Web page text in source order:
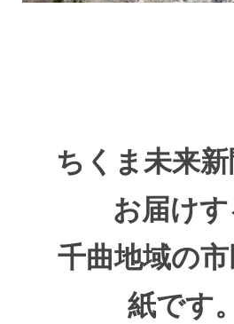
ちくま未来
お届けす
千曲地域の
紙です。